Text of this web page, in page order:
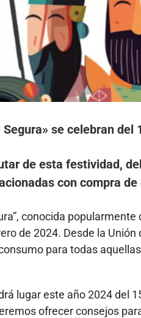
se celebran del
de esta festividad,
con compra
conocida
de 2024. Desde la
para todas
lugar este año 2024 del
ofrecer consejos